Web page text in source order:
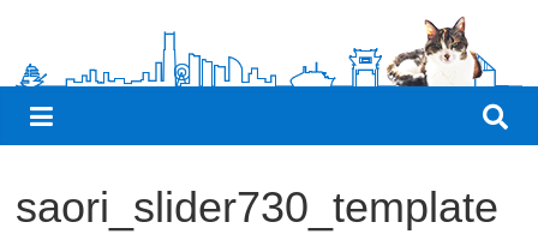
マ
リ
ン
saori_slider730_template